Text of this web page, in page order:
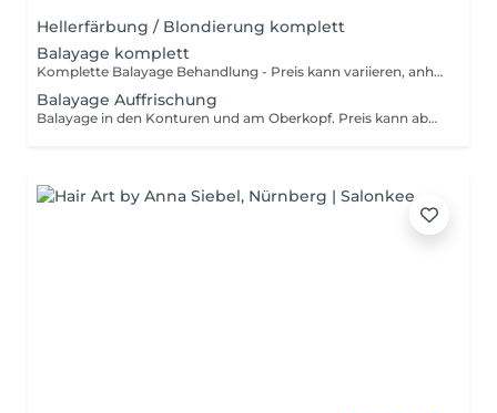
Hellerfärbung / Blondierung komplett
Balayage komplett
Komplette Balayage Behandlung - Preis kann variieren, anhand der benötigten Farbmenge!
Balayage Auffrischung
Balayage in den Konturen und am Oberkopf. Preis kann abhängig von der Farbmenge variieren. Eine Abtöung danach wird empfohlen, bitte seperat buchen!